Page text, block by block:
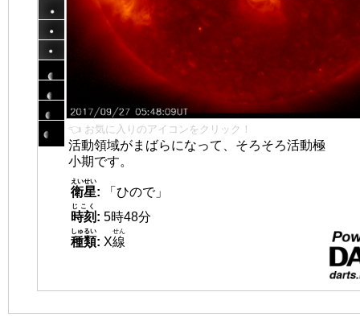
👈 お気に入りのアイコンをクリック！
活動領域がまばらになって、そろそろ活動極
小期です。
衛星
えいせい
:
「ひので」
時刻
じこく
: 5時48分
種類
しゅるい
: X線
せん